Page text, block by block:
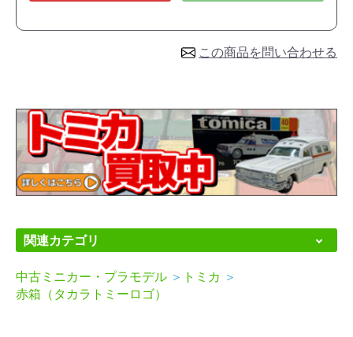
この商品を問い合わせる
関連カテゴリ
中古ミニカー・プラモデル ＞ トミカ ＞
赤箱（タカラトミーロゴ）